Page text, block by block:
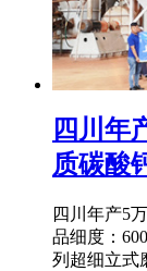
四川年
质碳酸
四川年产5
品细度：
列超细立式